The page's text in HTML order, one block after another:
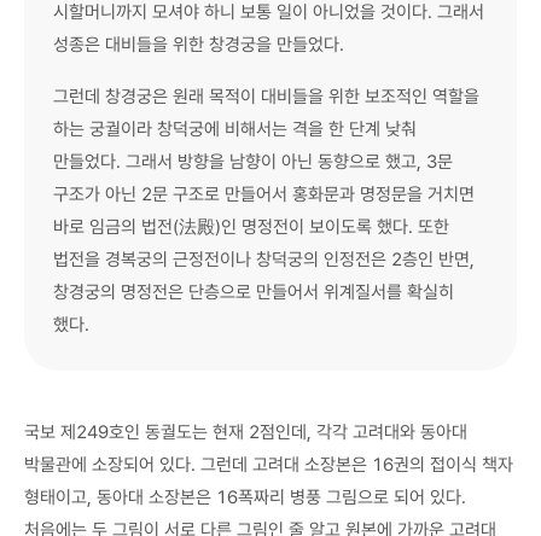
시할머니까지 모셔야 하니 보통 일이 아니었을 것이다. 그래서
성종은 대비들을 위한 창경궁을 만들었다.
그런데 창경궁은 원래 목적이 대비들을 위한 보조적인 역할을
하는 궁궐이라 창덕궁에 비해서는 격을 한 단계 낮춰
만들었다. 그래서 방향을 남향이 아닌 동향으로 했고, 3문
구조가 아닌 2문 구조로 만들어서 홍화문과 명정문을 거치면
바로 임금의 법전(法殿)인 명정전이 보이도록 했다. 또한
법전을 경복궁의 근정전이나 창덕궁의 인정전은 2층인 반면,
창경궁의 명정전은 단층으로 만들어서 위계질서를 확실히
했다.
국보 제249호인 동궐도는 현재 2점인데, 각각 고려대와 동아대
박물관에 소장되어 있다. 그런데 고려대 소장본은 16권의 접이식 책자
형태이고, 동아대 소장본은 16폭짜리 병풍 그림으로 되어 있다.
처음에는 두 그림이 서로 다른 그림인 줄 알고 원본에 가까운 고려대